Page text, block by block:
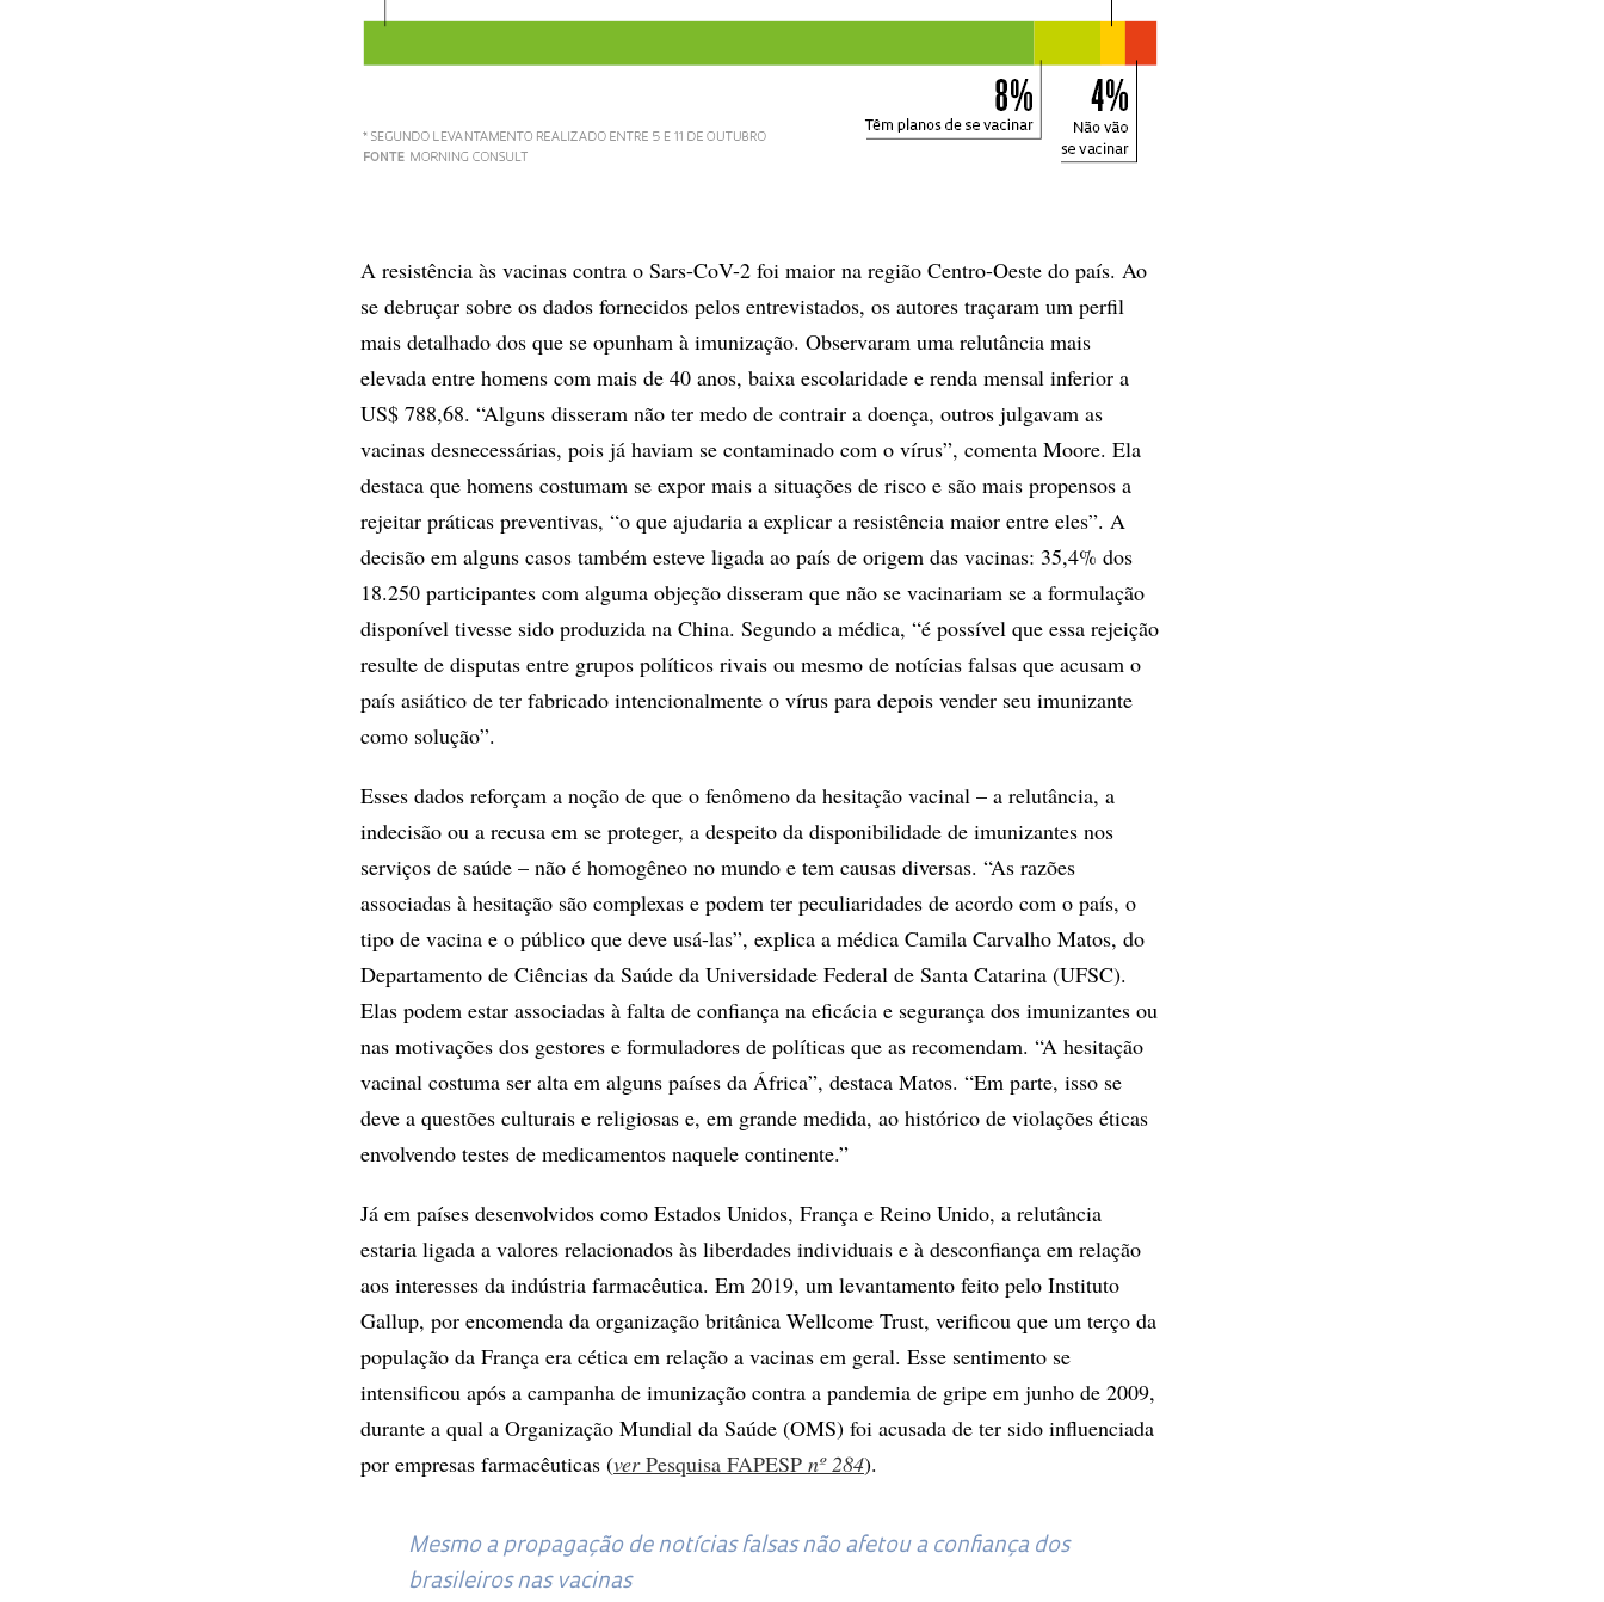
A resistência às vacinas contra o Sars-CoV-2 foi maior na região Centro-Oeste do país. Ao
se debruçar sobre os dados fornecidos pelos entrevistados, os autores traçaram um perfil
mais detalhado dos que se opunham à imunização. Observaram uma relutância mais
elevada entre homens com mais de 40 anos, baixa escolaridade e renda mensal inferior a
US$ 788,68. “Alguns disseram não ter medo de contrair a doença, outros julgavam as
vacinas desnecessárias, pois já haviam se contaminado com o vírus”, comenta Moore. Ela
destaca que homens costumam se expor mais a situações de risco e são mais propensos a
rejeitar práticas preventivas, “o que ajudaria a explicar a resistência maior entre eles”. A
decisão em alguns casos também esteve ligada ao país de origem das vacinas: 35,4% dos
18.250 participantes com alguma objeção disseram que não se vacinariam se a formulação
disponível tivesse sido produzida na China. Segundo a médica, “é possível que essa rejeição
resulte de disputas entre grupos políticos rivais ou mesmo de notícias falsas que acusam o
país asiático de ter fabricado intencionalmente o vírus para depois vender seu imunizante
como solução”.
Esses dados reforçam a noção de que o fenômeno da hesitação vacinal – a relutância, a
indecisão ou a recusa em se proteger, a despeito da disponibilidade de imunizantes nos
serviços de saúde – não é homogêneo no mundo e tem causas diversas. “As razões
associadas à hesitação são complexas e podem ter peculiaridades de acordo com o país, o
tipo de vacina e o público que deve usá-las”, explica a médica Camila Carvalho Matos, do
Departamento de Ciências da Saúde da Universidade Federal de Santa Catarina (UFSC).
Elas podem estar associadas à falta de confiança na eficácia e segurança dos imunizantes ou
nas motivações dos gestores e formuladores de políticas que as recomendam. “A hesitação
vacinal costuma ser alta em alguns países da África”, destaca Matos. “Em parte, isso se
deve a questões culturais e religiosas e, em grande medida, ao histórico de violações éticas
envolvendo testes de medicamentos naquele continente.”
Já em países desenvolvidos como Estados Unidos, França e Reino Unido, a relutância
estaria ligada a valores relacionados às liberdades individuais e à desconfiança em relação
aos interesses da indústria farmacêutica. Em 2019, um levantamento feito pelo Instituto
Gallup, por encomenda da organização britânica Wellcome Trust, verificou que um terço da
população da França era cética em relação a vacinas em geral. Esse sentimento se
intensificou após a campanha de imunização contra a pandemia de gripe em junho de 2009,
durante a qual a Organização Mundial da Saúde (OMS) foi acusada de ter sido influenciada
por empresas farmacêuticas (verPesquisa FAPESP nº 284).
Mesmo a propagação de notícias falsas não afetou a confiança dos
brasileiros nas vacinas